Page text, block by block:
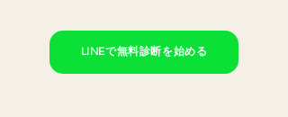
LINEで無料診断を始める